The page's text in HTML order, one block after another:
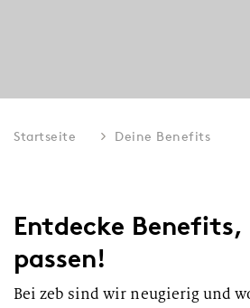
Startseite Deine Benefits
Entdecke
passen!
Bei zeb sind wir neugierig und